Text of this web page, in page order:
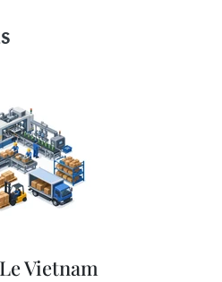
Le Vietnam